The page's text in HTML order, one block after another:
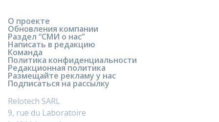
О проекте
Обновления компании
Раздел “СМИ о нас”
Написать в редакцию
Команда
Политика конфиденциальности
Редакционная политика
Размещайте рекламу у нас
Подписаться на рассылку
Relotech SARL
9, rue du Laboratoire